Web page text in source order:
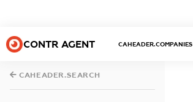
CONTR AGENT CAHEADER.COMPANIES
CAHEADER.SEARCH